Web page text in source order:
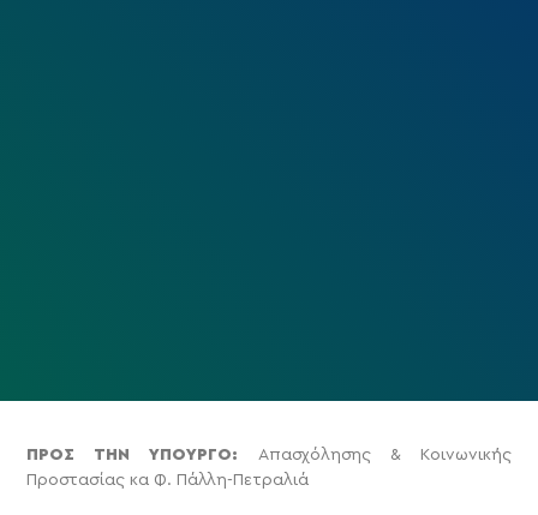
ΠΡΟΣ ΤΗΝ ΥΠΟΥΡΓΟ: Απασχόλησης & Κοινωνικής
Προστασίας κα Φ. Πάλλη-Πετραλιά